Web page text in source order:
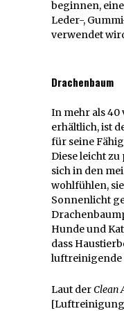
beginnen,
Leder-,
verwendet
Drachenbaum
In mehr als 40
erhältlich, ist
für seine
Diese leicht
sich in den
wohlfühlen,
Sonnenlicht
Hunde und
dass
luftreinigende
Laut derClean